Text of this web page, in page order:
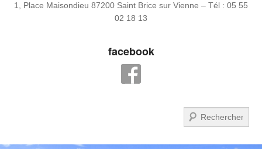
1, Place Maisondieu 87200 Saint Brice sur Vienne – Tél : 05 55
02 18 13
facebook